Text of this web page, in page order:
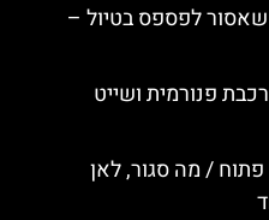
שאסור לפספס בטיול –
פנורמית ושייט
פתוח / מה סגור, לאן